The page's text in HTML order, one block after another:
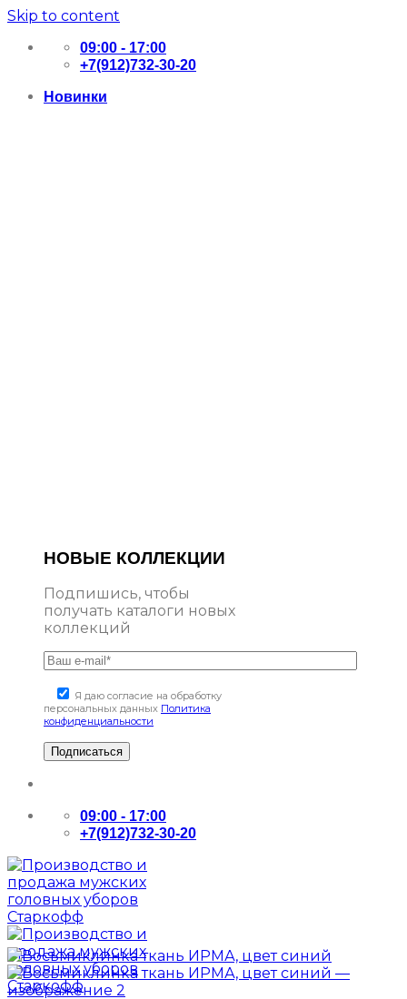
Skip to content
09:00 - 17:00
+7(912)732-30-20
Новинки
НОВЫЕ КОЛЛЕКЦИИ
Подпишись, чтобы
получать каталоги новых
коллекций
Я даю согласие на обработку
персональных данных Политика
конфиденциальности
09:00 - 17:00
+7(912)732-30-20